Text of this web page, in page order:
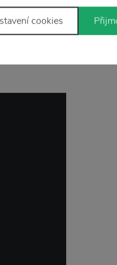
Stojí za
cookies